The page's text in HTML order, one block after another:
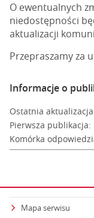
O ewentualnych
niedostępności
aktualizacji
Przepraszamy za
Informacje o
Ostatnia
Pierwsza publikacja:
Komórka
Mapa serwisu